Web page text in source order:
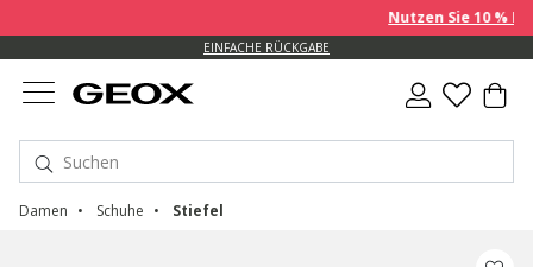
Nutzen Sie 10 %
EINFACHE RÜCKGABE
Damen Schuhe Stiefel